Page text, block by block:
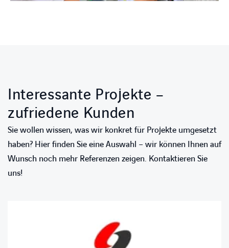
LINKEDIN
XING FACEBOOK
Interessante Projekte –
zufriedene Kunden
Sie wollen wissen, was wir konkret für Projekte umgesetzt
haben? Hier finden Sie eine Auswahl – wir können Ihnen auf
Wunsch noch mehr Referenzen zeigen. Kontaktieren Sie
uns!